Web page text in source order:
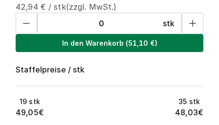
42,94 € /stk(zzgl. MwSt.)
stk
In den Warenkorb (51,10 €)
Staffelpreise / stk
19 stk
49,05€
35 stk
48,03€